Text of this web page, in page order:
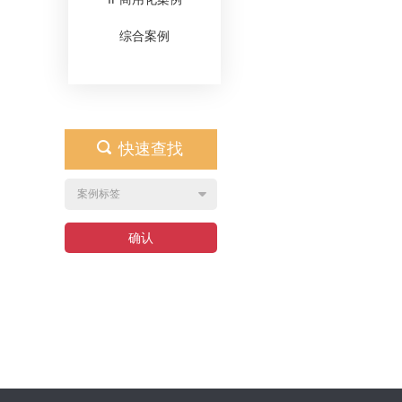
综合案例
快速查找